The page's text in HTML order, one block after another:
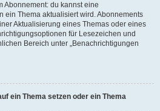
Abonnement: du kannst eine
ein Thema aktualisiert wird. Abonnements
Aktualisierung eines Themas oder eines
für Lesezeichen und
Bereich unter „Benachrichtigungen
ein Thema setzen oder ein Thema